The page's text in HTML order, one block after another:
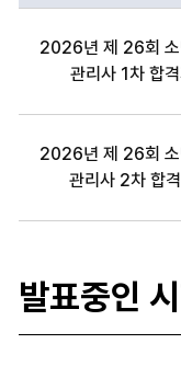
시험명, 일정 항목 순
2026년 제 26회 소
관리사 1차 합
2026년 제 26회 소
관리사 2차 합
발표중인